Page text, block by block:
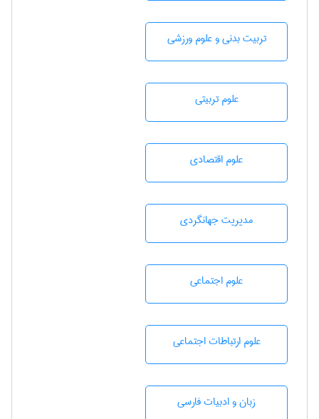
تربيت بدنی و علوم ورزشی
علوم تربيتی
علوم اقتصادی
مديريت جهانگردی
علوم اجتماعی
علوم ارتباطات اجتماعی
زبان و ادبيات فارسی